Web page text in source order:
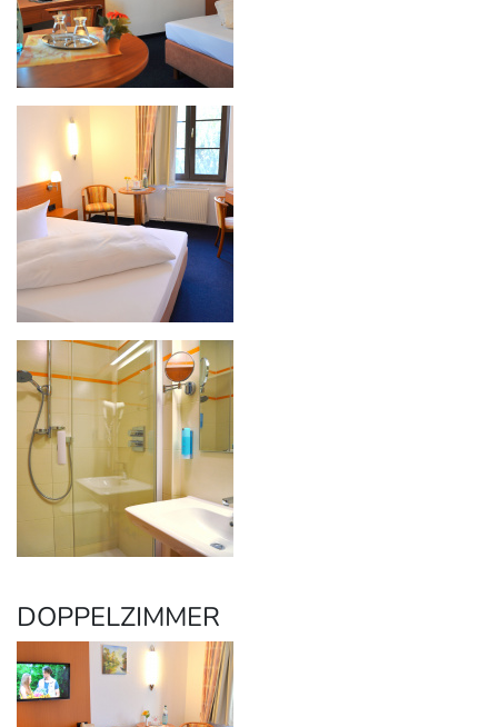
DOPPELZIMMER